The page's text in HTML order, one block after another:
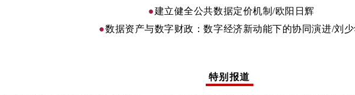
●建立健全公共数据定价机制/欧阳日辉
●数据资产与数字财政：数字经济新动能下的协同演进/刘
特别报道